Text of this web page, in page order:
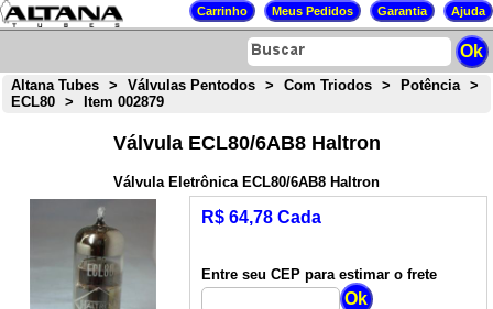
Altana Tubes > Válvulas Pentodos > Com Triodos > Potência
>
ECL80
> Item 002879
Válvula ECL80/6AB8 Haltron
Válvula Eletrônica ECL80/6AB8 Haltron
R$ 64,78 Cada
Entre seu CEP para estimar o frete